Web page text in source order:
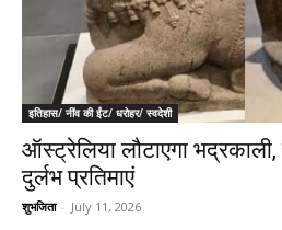
इतिहास/ नींव की ईंट/ धरोहर/ स्वदेशी
ऑस्ट्रेलिया लौटाएगा
दुर्लभ प्रतिमाएं
शुभजिता - July 11, 2026